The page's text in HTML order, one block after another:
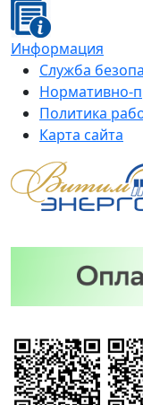
Информация
Служба
Нормативно-
Политика
Карта сайта